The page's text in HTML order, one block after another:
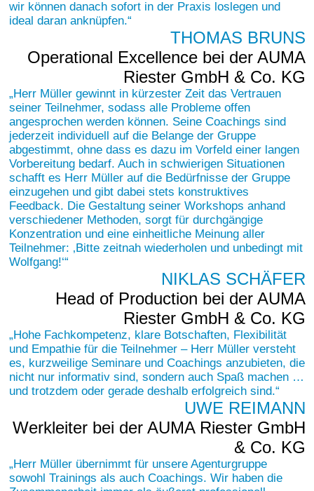
wir können danach sofort in der Praxis loslegen und
ideal daran anknüpfen.
THOMAS BRUNS
Operational Excellence bei der AUMA
Riester GmbH & Co. KG
Herr Müller gewinnt in kürzester Zeit das Vertrauen
seiner Teilnehmer, sodass alle Probleme offen
angesprochen werden können. Seine Coachings sind
jederzeit individuell auf die Belange der Gruppe
abgestimmt, ohne dass es dazu im Vorfeld einer langen
Vorbereitung bedarf. Auch in schwierigen Situationen
schafft es Herr Müller auf die Bedürfnisse der Gruppe
einzugehen und gibt dabei stets konstruktives
Feedback. Die Gestaltung seiner Workshops anhand
verschiedener Methoden, sorgt für durchgängige
Konzentration und eine einheitliche Meinung aller
Teilnehmer: ‚Bitte zeitnah wiederholen und unbedingt mit
Wolfgang!‘
NIKLAS SCHÄFER
Head of Production bei der AUMA
Riester GmbH & Co. KG
Hohe Fachkompetenz, klare Botschaften, Flexibilität
und Empathie für die Teilnehmer – Herr Müller versteht
es, kurzweilige Seminare und Coachings anzubieten, die
nicht nur informativ sind, sondern auch Spaß machen …
und trotzdem oder gerade deshalb erfolgreich sind.
UWE REIMANN
Werkleiter bei der AUMA Riester GmbH
& Co. KG
Herr Müller übernimmt für unsere Agenturgruppe
sowohl Trainings als auch Coachings. Wir haben die